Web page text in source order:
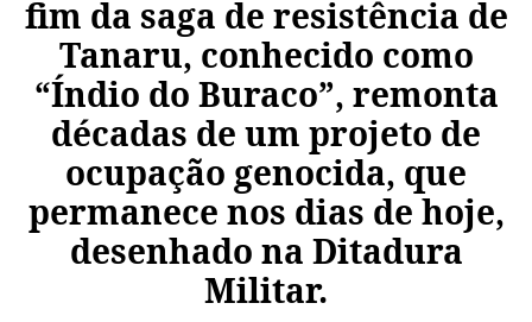
fim da saga de resistência de
Tanaru, conhecido como
“Índio do Buraco”, remonta
décadas de um projeto de
ocupação genocida, que
permanece nos dias de hoje,
desenhado na Ditadura
Militar.